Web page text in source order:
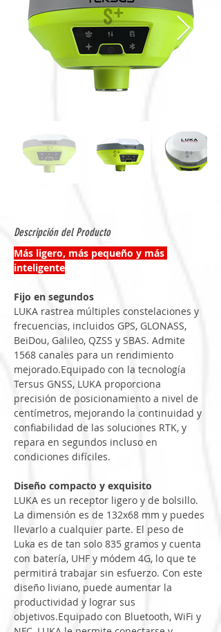
Descripción del Producto
Más ligero, más pequeño y más
inteligente
Fijo en segundos
LUKA rastrea múltiples constelaciones y
frecuencias, incluidos GPS, GLONASS,
BeiDou, Galileo, QZSS y SBAS. Admite
1568 canales para un rendimiento
mejorado.Equipado con la tecnología
Tersus GNSS, LUKA proporciona
precisión de posicionamiento a nivel de
centímetros, mejorando la continuidad y
confiabilidad de las soluciones RTK, y
repara en segundos incluso en
condiciones difíciles.
Diseño compacto y exquisito
LUKA es un receptor ligero y de bolsillo.
La dimensión es de 132x68 mm y puedes
llevarlo a cualquier parte. El peso de
Luka es de tan solo 835 gramos y cuenta
con batería, UHF y módem 4G, lo que te
permitirá trabajar sin esfuerzo. Con este
diseño liviano, puede aumentar la
productividad y lograr sus
objetivos.Equipado con Bluetooth, WiFi y